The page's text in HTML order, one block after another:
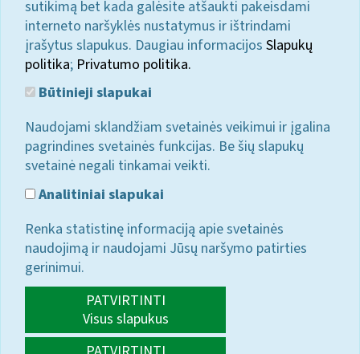
sutikimą bet kada galėsite atšaukti pakeisdami
interneto naršyklės nustatymus ir ištrindami
įrašytus slapukus. Daugiau informacijos Slapukų
politika; Privatumo politika.
Būtinieji slapukai
Naudojami sklandžiam svetainės veikimui ir įgalina
pagrindines svetainės funkcijas. Be šių slapukų
svetainė negali tinkamai veikti.
Analitiniai slapukai
Renka statistinę informaciją apie svetainės
naudojimą ir naudojami Jūsų naršymo patirties
gerinimui.
PATVIRTINTI
Visus slapukus